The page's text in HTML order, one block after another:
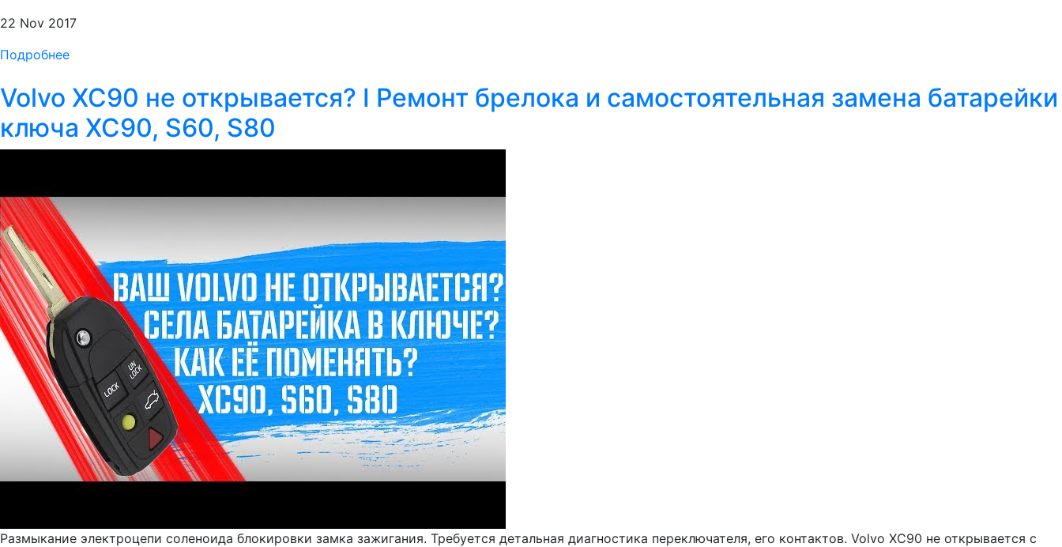
22 Nov 2017
Подробнее
Volvo XC90 не открывается? I Ремонт брелока и самостоятельная замена батарейки
ключа ХС90, S60, S80
Размыкание электроцепи соленоида блокировки замка зажигания. Требуется детальная диагностика переключателя, его контактов. Volvo ХС90 не открывается с